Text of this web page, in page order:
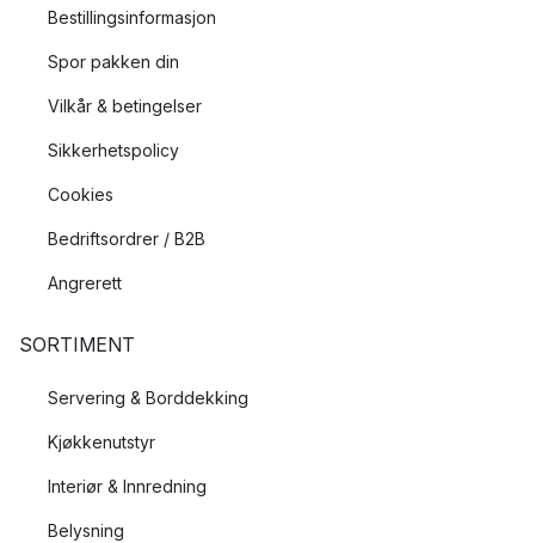
Bestillingsinformasjon
Spor pakken din
Vilkår & betingelser
Sikkerhetspolicy
Cookies
Bedriftsordrer / B2B
Angrerett
SORTIMENT
Servering & Borddekking
Kjøkkenutstyr
Interiør & Innredning
Belysning